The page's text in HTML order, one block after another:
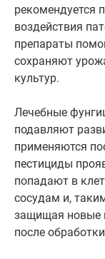
рекомендуется
воздействия
препараты
сохраняют
культур.
Лечебные
подавляют
применяются
пестициды
попадают в
сосудам и,
защищая новые
после